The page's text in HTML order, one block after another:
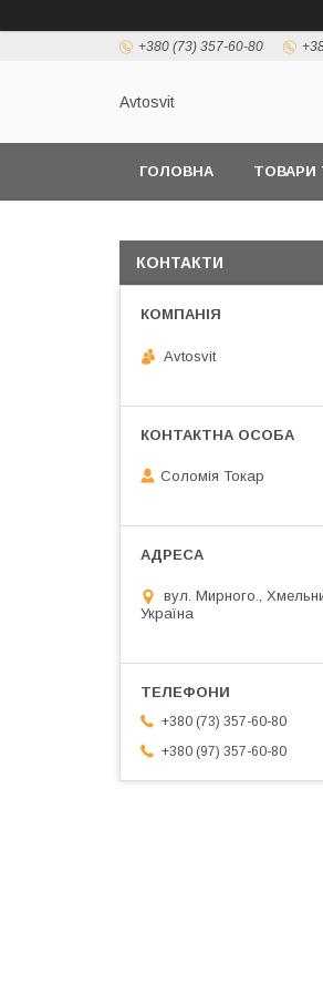
+380 (73) 357-60-80
Avtosvit
ГОЛОВНА ТОВАРИ
КОНТАКТИ
Avtosvit
Соломія Токар
вул. Мирного.,
Україна
+380 (73) 357-60-80
+380 (97) 357-60-80